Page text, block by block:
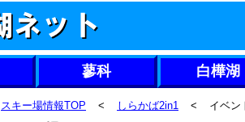
蓼科 白樺湖
スキー場情報TOP < しらかば2in1 < イベン